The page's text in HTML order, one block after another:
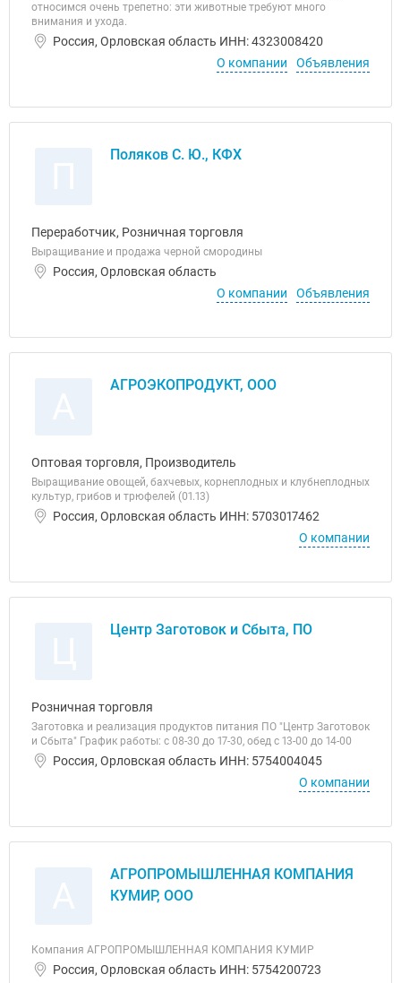
относимся очень трепетно: эти животные требуют много
внимания и ухода.
Россия, Орловская область ИНН: 4323008420
О компании
Объявления
Поляков С. Ю., КФХ
Переработчик, Розничная торговля
Выращивание и продажа черной смородины
Россия, Орловская область
О компании
Объявления
АГРОЭКОПРОДУКТ, ООО
Оптовая торговля, Производитель
Выращивание овощей, бахчевых, корнеплодных и клубнеплодных
культур, грибов и трюфелей (01.13)
Россия, Орловская область ИНН: 5703017462
О компании
Центр Заготовок и Сбыта, ПО
Розничная торговля
Заготовка и реализация продуктов питания ПО "Центр Заготовок
и Сбыта" График работы: с 08-30 до 17-30, обед с 13-00 до 14-00
Россия, Орловская область ИНН: 5754004045
О компании
АГРОПРОМЫШЛЕННАЯ КОМПАНИЯ
КУМИР, ООО
Компания АГРОПРОМЫШЛЕННАЯ КОМПАНИЯ КУМИР
Россия, Орловская область ИНН: 5754200723